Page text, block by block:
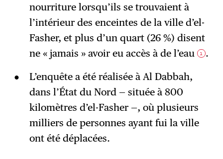
nourriture lorsqu’ils se trouvaient à
l’intérieur des enceintes de la ville d’el-
Fasher, et plus d’un quart (26 %) disent
ne « jamais » avoir eu accès à de l’eau
1 .
L’enquête a été réalisée à Al Dabbah,
dans l’État du Nord — située à 800
kilomètres d’el-Fasher —, où plusieurs
milliers de personnes ayant fui la ville
ont été déplacées.